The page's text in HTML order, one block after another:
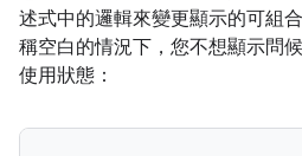
述式中的邏輯來變更顯示的可組
稱空白的情況下，您不想顯示問
使用狀態：